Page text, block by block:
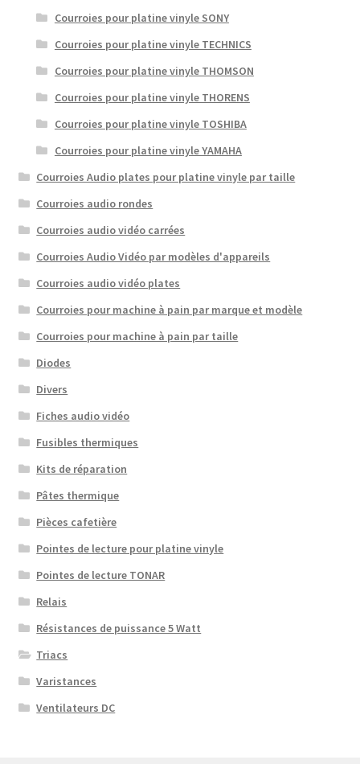
Courroies pour platine vinyle SONY
Courroies pour platine vinyle TECHNICS
Courroies pour platine vinyle THOMSON
Courroies pour platine vinyle THORENS
Courroies pour platine vinyle TOSHIBA
Courroies pour platine vinyle YAMAHA
Courroies Audio plates pour platine vinyle par taille
Courroies audio rondes
Courroies audio vidéo carrées
Courroies Audio Vidéo par modèles d'appareils
Courroies audio vidéo plates
Courroies pour machine à pain par marque et modèle
Courroies pour machine à pain par taille
Diodes
Divers
Fiches audio vidéo
Fusibles thermiques
Kits de réparation
Pâtes thermique
Pièces cafetière
Pointes de lecture pour platine vinyle
Pointes de lecture TONAR
Relais
Résistances de puissance 5 Watt
Triacs
Varistances
Ventilateurs DC